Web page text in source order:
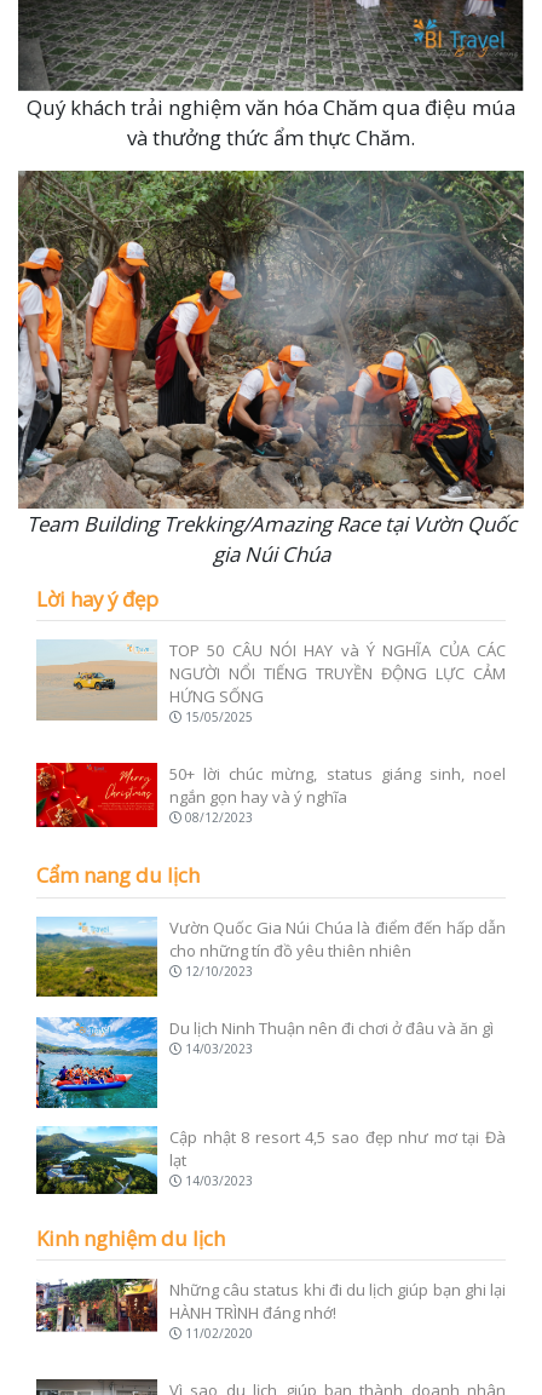
Quý khách trải nghiệm văn hóa Chăm qua điệu múa
và thưởng thức ẩm thực Chăm.
Team Building Trekking/Amazing Race tại Vườn Quốc
gia Núi Chúa
Lời hay ý đẹp
TOP 50 CÂU NÓI HAY và Ý NGHĨA CỦA CÁC
NGƯỜI NỔI TIẾNG TRUYỀN ĐỘNG LỰC CẢM
HỨNG SỐNG
15/05/2025
50+ lời chúc mừng, status giáng sinh, noel
ngắn gọn hay và ý nghĩa
08/12/2023
Cẩm nang du lịch
Vườn Quốc Gia Núi Chúa là điểm đến hấp dẫn
cho những tín đồ yêu thiên nhiên
12/10/2023
Du lịch Ninh Thuận nên đi chơi ở đâu và ăn gì
14/03/2023
Cập nhật 8 resort 4,5 sao đẹp như mơ tại Đà
lạt
14/03/2023
Kinh nghiệm du lịch
Những câu status khi đi du lịch giúp bạn ghi lại
HÀNH TRÌNH đáng nhớ!
11/02/2020
Vì sao du lịch giúp bạn thành doanh nhân